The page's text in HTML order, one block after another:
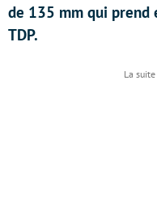
de 135 mm qui prend
TDP.